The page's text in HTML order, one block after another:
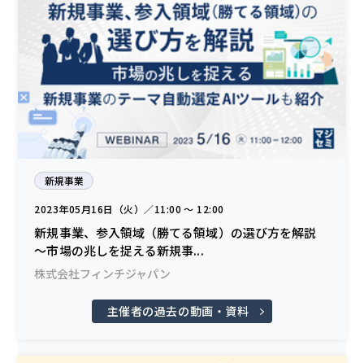
新規事業
2023年05月16日（火）／11:00 〜 12:00
新規事業、参入領域（勝てる領域）の選び方を解説
～市場の兆しを捉える新規事...
株式会社フィンチジャパン
主催者の過去の動画・資料